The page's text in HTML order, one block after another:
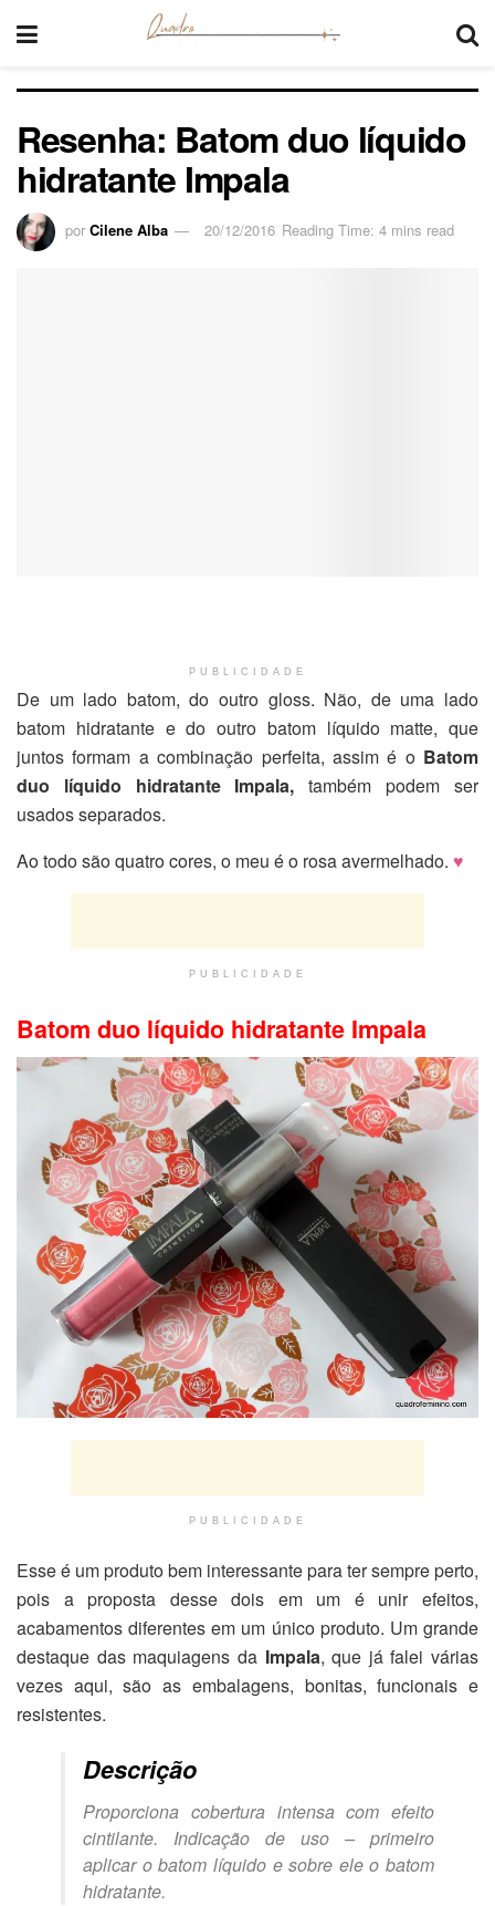
Resenha: Batom duo líquido
hidratante Impala
por Cilene Alba 20/12/2016 Reading Time: 4 mins read
PUBLICIDADE
De um lado batom, do outro gloss. Não, de uma lado
batom hidratante e do outro batom líquido matte, que
juntos formam a combinação perfeita, assim é o Batom
duo líquido hidratante Impala,também podem ser
usados separados.
Ao todo são quatro cores, o meu é o rosa avermelhado. ♥
PUBLICIDADE
Batom duo líquido hidratante Impala
PUBLICIDADE
Esse é um produto bem interessante para ter sempre perto,
pois a proposta desse dois em um é unir efeitos,
acabamentos diferentes em um único produto. Um grande
destaque das maquiagens da Impala, que já falei várias
vezes aqui, são as embalagens, bonitas, funcionais e
resistentes.
Descrição
Proporciona cobertura intensa com efeito
cintilante. Indicação de uso – primeiro
aplicar o batom líquido e sobre ele o batom
hidratante.